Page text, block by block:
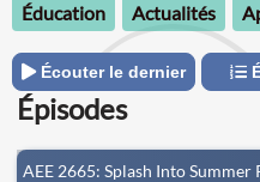
Éducation
Actualités
Écouter le dernier
Épisodes
AEE 2665: Splash Into